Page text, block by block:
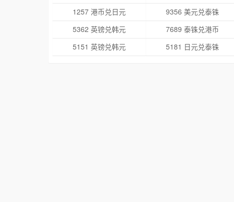
1257 港币兑日元
9356 美元兑泰铢
5362 英镑兑韩元
7689 泰铢兑港币
5151 英镑兑韩元
5181 日元兑泰铢